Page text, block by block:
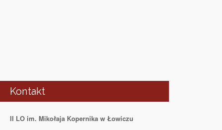
Kontakt
II LO im. Mikołaja Kopernika w Łowiczu